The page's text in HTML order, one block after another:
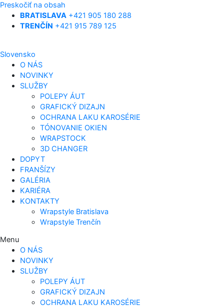
Preskočiť na obsah
BRATISLAVA +421 905 180 288
TRENČÍN +421 915 789 125
Slovensko
O NÁS
NOVINKY
SLUŽBY
POLEPY ÁUT
GRAFICKÝ DIZAJN
OCHRANA LAKU KAROSÉRIE
TÓNOVANIE OKIEN
WRAPSTOCK
3D CHANGER
DOPYT
FRANŠÍZY
GALÉRIA
KARIÉRA
KONTAKTY
Wrapstyle Bratislava
Wrapstyle Trenčín
Menu
O NÁS
NOVINKY
SLUŽBY
POLEPY ÁUT
GRAFICKÝ DIZAJN
OCHRANA LAKU KAROSÉRIE